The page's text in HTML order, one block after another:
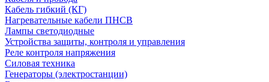
Кабель гибкий (КГ)
Нагревательные кабели ПНСВ
Лампы светодиодные
Устройства защиты, контроля и управления
Реле контроля напряжения
Силовая техника
Генераторы (электростанции)